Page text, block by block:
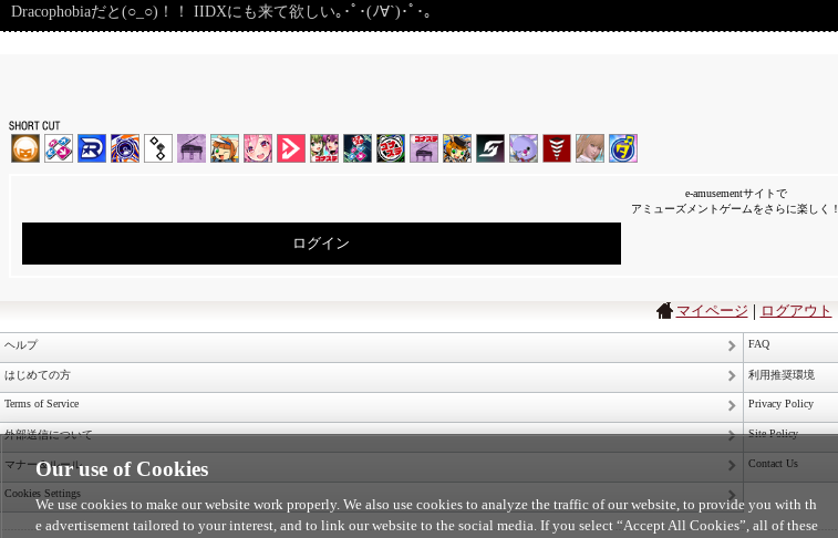
Dracophobiaだと(○_○)！！ IIDXにも来て欲しい｡･ﾟ･(ﾉ∀`)･ﾟ･｡
e-amusementサイトで
アミューズメントゲームをさらに楽しく！
ログイン
マイページ | ログアウト
ヘルプ FAQ
はじめての方 利用推奨環境
Terms of Service Privacy Policy
外部送信について Site Policy
マナー＆ルール Contact Us
Cookies Settings
Our use of Cookies
We use cookies to make our website work properly. We also use cookies to analyze the traffic of our website, to provide you with th
e advertisement tailored to your interest, and to link our website to the social media. If you select “Accept All Cookies”, all of these